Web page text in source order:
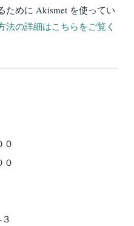
ために Akismet を使ってい
法の詳細はこちらをご覧く
０